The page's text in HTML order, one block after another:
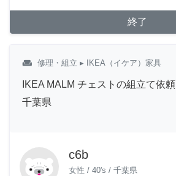
終了
weekend 修理・組立 ▸ IKEA（イケア）家具
IKEA MALM チェストの組立て依頼
千葉県
c6b
女性 / 40's / 千葉県